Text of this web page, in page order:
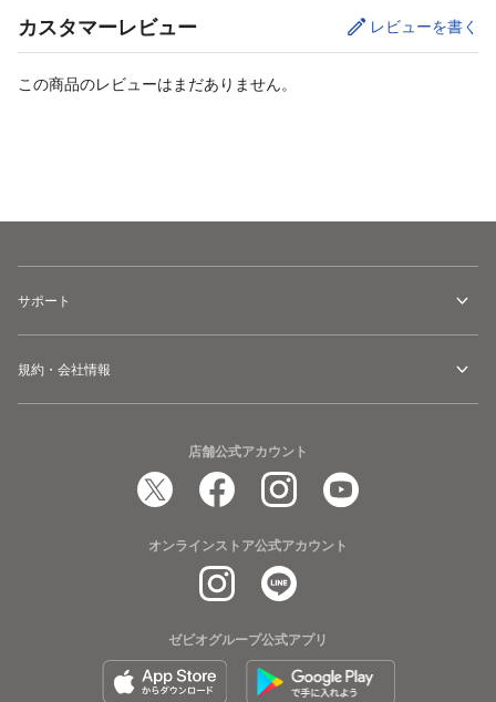
カスタマーレビュー レビューを書く
この商品のレビューはまだありません。
サポート
規約・会社情報
店舗公式アカウント
オンラインストア公式アカウント
ゼビオグループ公式アプリ